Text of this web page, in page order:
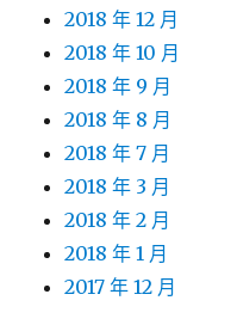
2018 年 12 月
2018 年 10 月
2018 年 9 月
2018 年 8 月
2018 年 7 月
2018 年 3 月
2018 年 2 月
2018 年 1 月
2017 年 12 月